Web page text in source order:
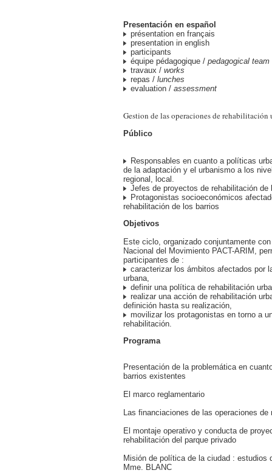
Presentación en español
présentation en français
presentation in english
participants
équipe pédagogique / pedagogical team
travaux / works
repas / lunches
evaluation / assessment
Gestion de las operaciones de rehabilitación
Público
Responsables en cuanto a políticas
de la adaptación y el urbanismo a los
regional, local.
Jefes de proyectos de rehabilitación de
Protagonistas socioeconómicos
rehabilitación de los barrios
Objetivos
Este ciclo, organizado conjuntamente
Nacional del Movimiento PACT-ARIM,
participantes de :
caracterizar los ámbitos afectados por
urbana,
definir una política de rehabilitación
realizar una acción de rehabilitación
definición hasta su realización,
movilizar los protagonistas en torno a
rehabilitación.
Programa
Presentación de la problemática en
barrios existentes
El marco reglamentario
Las financiaciones de las operaciones de
El montaje operativo y conducta de
rehabilitación del parque privado
Misión de política de la ciudad : estudios
Mme. BLANC